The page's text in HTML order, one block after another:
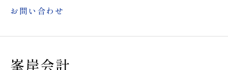
お問い合わせ
峯岸会計